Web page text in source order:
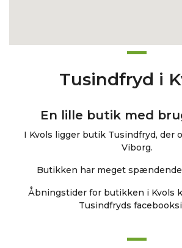
Tusindfryd i
En lille butik med
I Kvols ligger butik Tusindfryd, der
Viborg.
Butikken har meget
Åbningstider for butikken i Kvols
Tusindfryds